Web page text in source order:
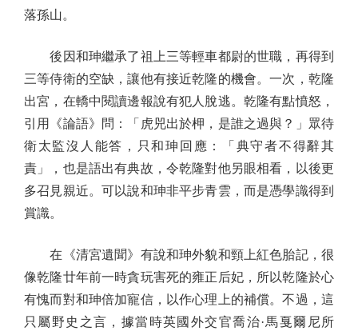
落孫山。
後因和珅繼承了祖上三等輕車都尉的世職，再得到
三等侍衛的空缺，讓他有接近乾隆的機會。一次，乾隆
出宮，在轎中閱讀邊報說有犯人脫逃。乾隆有點憤怒，
引用《論語》問：「虎兕出於柙，是誰之過與？」眾待
衛太監沒人能答，只和珅回應：「典守者不得辭其
責」，也是語出有典故，令乾隆對他另眼相看，以後更
多召見親近。可以說和珅非平步青雲，而是憑學識得到
賞識。
在《清宮遺聞》有說和珅外貌和頸上紅色胎記，很
像乾隆廿年前一時貪玩害死的雍正后妃，所以乾隆於心
有愧而對和珅倍加寵信，以作心理上的補償。不過，這
只屬野史之言，據當時英國外交官喬治·馬戛爾尼所